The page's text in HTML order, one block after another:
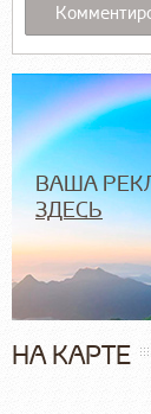
ВАША
ЗДЕСЬ
НА КАРТЕ